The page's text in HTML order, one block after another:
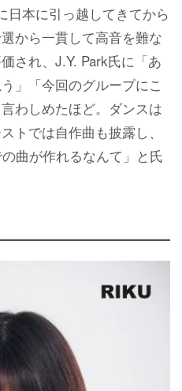
日本に引っ越してきてから
から一貫して高音を難な
され、J.Y. Park氏に「あ
」「今回のグループにこ
わしめたほど。ダンスは
トでは自作曲も披露し、
曲が作れるなんて」と氏